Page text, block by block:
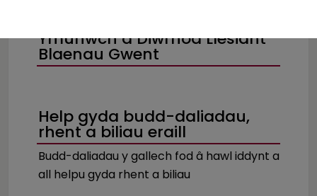
Ymunwch â Diwrnod Llesiant
Blaenau Gwent
Help gyda budd-daliadau,
rhent a biliau eraill
Budd-daliadau y gallech fod â hawl iddynt a
all helpu gyda rhent a biliau